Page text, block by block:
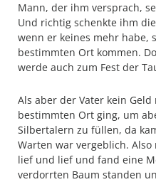
Mann, der ihm versprach,
Und richtig schenkte ihm
wenn er keines mehr habe,
bestimmten Ort kommen.
werde auch zum Fest der
Als aber der Vater kein
bestimmten Ort ging, um
Silbertalern zu füllen, da
Warten war vergeblich.
lief und lief und fand eine
verdorrten Baum standen